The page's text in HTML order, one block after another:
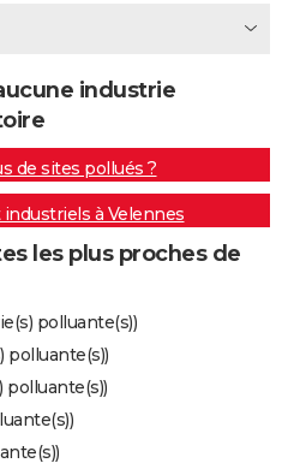
industrie
de sites pollués ?
à Velennes
les plus proches de
polluante(s))
polluante(s))
polluante(s))